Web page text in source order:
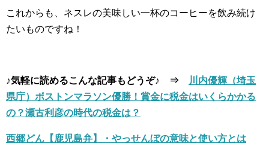
これからも、ネスレの美味しい一杯のコーヒーを飲み続け
たいものですね！
♪気軽に読めるこんな記事もどうぞ♪ ⇒
川内優輝（埼玉
県庁）ボストンマラソン優勝！賞金に税金はいくらかかる
の？瀬古利彦の時代の税金は？
西郷どん【鹿児島弁】・やっせんぼの意味と使い方とは